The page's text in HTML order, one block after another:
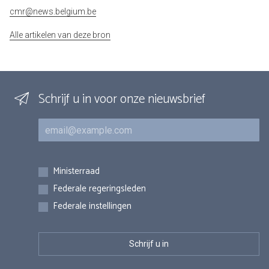
cmr@news.belgium.be
Alle artikelen van deze bron
Schrijf u in voor onze nieuwsbrief
E-mail
Inschrijvingen
Ministerraad
Federale regeringsleden
Federale instellingen